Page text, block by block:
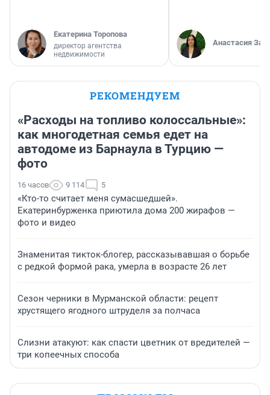
Екатерина Торопова
директор агентства
недвижимости
Анастасия
РЕКОМЕНДУЕМ
«Расходы на топливо колоссальные»:
как многодетная семья едет на
автодоме из Барнаула в Турцию —
фото
16 часов 9 114 5
«Кто-то считает меня сумасшедшей».
Екатеринбурженка приютила дома 200 жирафов —
фото и видео
Знаменитая тикток-блогер, рассказывавшая о борьбе
с редкой формой рака, умерла в возрасте 26 лет
Сезон черники в Мурманской области: рецепт
хрустящего ягодного штруделя за полчаса
Слизни атакуют: как спасти цветник от вредителей —
три копеечных способа